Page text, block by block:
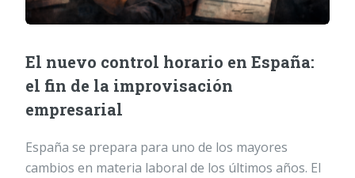
El nuevo control horario en España:
el fin de la improvisación
empresarial
España se prepara para uno de los mayores
cambios en materia laboral de los últimos años. El